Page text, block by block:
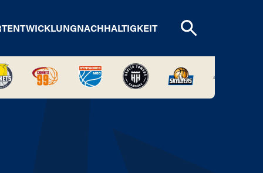
NACHHALTIGKEIT